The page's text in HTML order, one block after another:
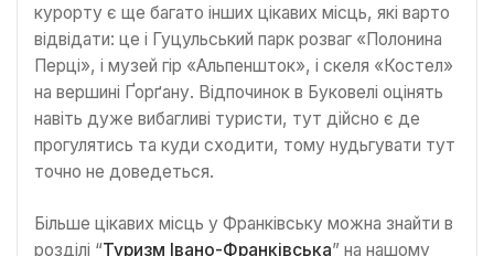
курорту є ще багато інших цікавих місць, які варто
відвідати: це і Гуцульський парк розваг «Полонина
Перці», і музей гір «Альпеншток», і скеля «Костел»
на вершині Ґорґану. Відпочинок в Буковелі оцінять
навіть дуже вибагливі туристи, тут дійсно є де
прогулятись та куди сходити, тому нудьгувати тут
точно не доведеться.
Більше цікавих місць у Франківську можна знайти в
розділі “Туризм Івано-Франківська” на нашому